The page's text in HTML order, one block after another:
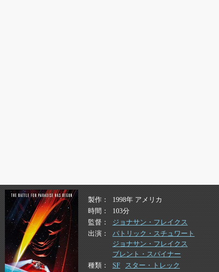
製作
1998年 アメリカ
時間
103分
監督
ジョナサン・フレイクス
出演
パトリック・スチュワート
ジョナサン・フレイクス
ブレント・スパイナー
種類
SF スター・トレック